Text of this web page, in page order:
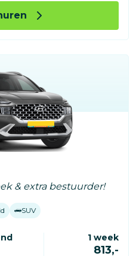
& extra bestuurder!
SUV
1 week
813,-